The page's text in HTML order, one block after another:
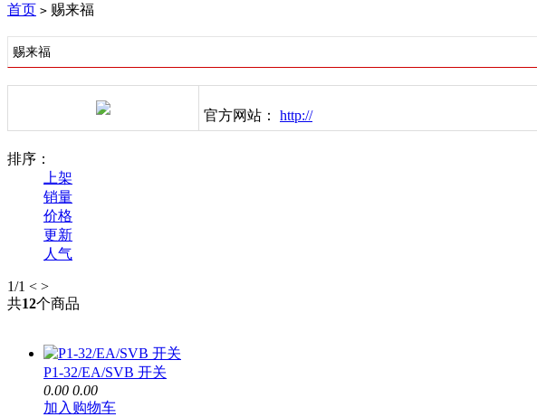
首页 > 赐来福
赐来福
官方网站： http://
排序：
上架
销量
价格
更新
人气
1/1 < >
共12个商品
P1-32/EA/SVB 开关
0.00 0.00
加入购物车